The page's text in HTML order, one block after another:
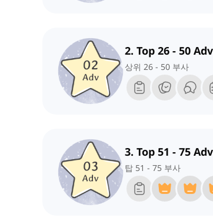
2. Top 26 - 50
상위 26 - 50 부사
3. Top 51 - 75
탑 51 - 75 부사